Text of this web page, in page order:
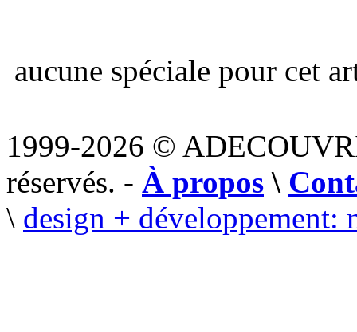
aucune spéciale pour cet
1999-2026 ©
réservés. - À propos \
\ design + développement: